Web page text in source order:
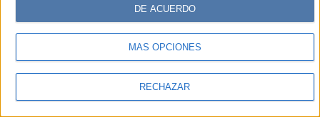
cambiar sus preferencias antes de otorgar su consentimiento.
Tenga en cuenta que algún procesamiento de sus datos
personales puede no requerir de su consentimiento, pero usted
tiene el derecho de rechazar tal procesamiento. Sus
sus preferencias o retirar su consentimiento en cualquier
MÁS OPCIONES
RECHAZAR
DE ACUERDO